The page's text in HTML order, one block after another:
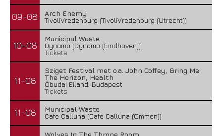
09-08
Arch Enemy
TivoliVredenburg (TivoliVredenburg (Utrecht))
10-08
Municipal Waste
Dynamo (Dynamo (Eindhoven))
Tickets
11-08
Sziget Festival met o.a. John Coffey, Bring Me
The Horizon, Health
Óbudai Eiland, Budapest
Tickets
11-08
Municipal Waste
Cafe Calluna (Cafe Calluna (Ommen))
Wolves In The Throne Room